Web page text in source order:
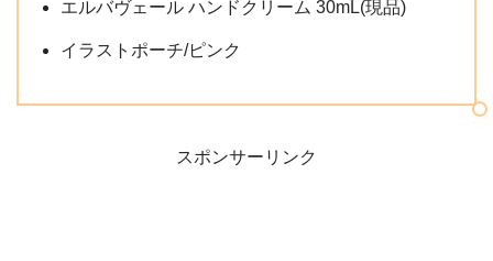
エルバヴェール ハンドクリーム 30mL(現品)
イラストポーチ/ピンク
スポンサーリンク